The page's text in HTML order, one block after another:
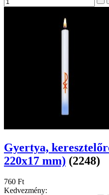
Gyertya,
220x17 mm) (2248)
760 Ft
Kedvezmény: